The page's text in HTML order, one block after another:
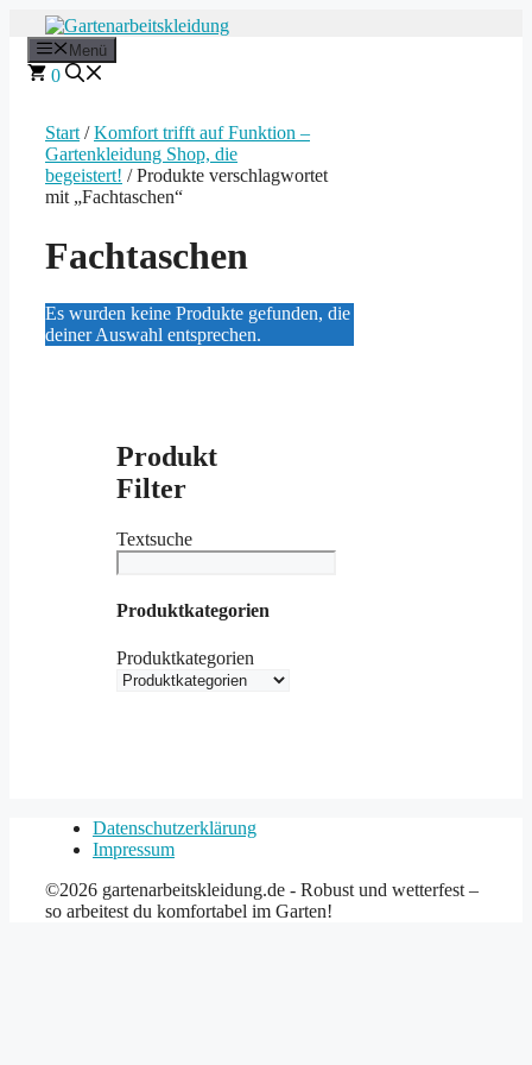
Inhalt
springen
Menü
0
Start /Komfort trifft auf Funktion –
Gartenkleidung Shop, die
begeistert! / Produkte verschlagwortet
mit „Fachtaschen“
Fachtaschen
Es wurden keine Produkte gefunden, die
deiner Auswahl entsprechen.
Produkt
Filter
Textsuche
Produktkategorien
Produktkategorien
Datenschutzerklärung
Impressum
©2026 gartenarbeitskleidung.de - Robust und wetterfest –
so arbeitest du komfortabel im Garten!